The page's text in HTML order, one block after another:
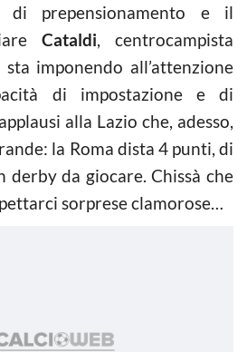
prepensionamento e il
Cataldi, centrocampista
imponendo all’attenzione
di impostazione e di
alla Lazio che, adesso,
la Roma dista 4 punti, di
derby da giocare. Chissà che
sorprese clamorose…